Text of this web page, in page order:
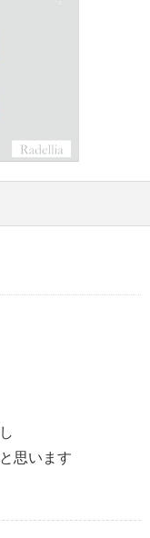
思います